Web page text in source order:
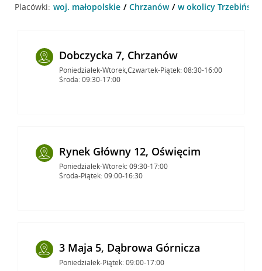
Placówki: woj. małopolskie Chrzanów w okolicy
Dobczycka 7, Chrzanów
Poniedziałek-Wtorek,Czwartek-Piątek: 08:30-16:00
Środa: 09:30-17:00
Rynek Główny 12, Oświęcim
Poniedziałek-Wtorek: 09:30-17:00
Środa-Piątek: 09:00-16:30
3 Maja 5, Dąbrowa Górnicza
Poniedziałek-Piątek: 09:00-17:00